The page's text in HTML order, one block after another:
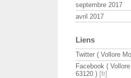
septembre 2017
avril 2017
Liens
Twitter ( Vollore
Facebook (
63120 )